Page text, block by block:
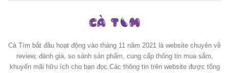
Cà Tím bắt đầu hoạt động vào tháng 11 năm 2021 là website chuyên về
review, đánh giá, so sánh sản phẩm, cung cấp thông tin mua sắm,
khuyến mãi hữu ích cho bạn đọc.Các thông tin trên website được tổng